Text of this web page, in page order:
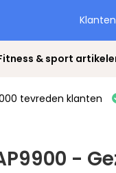
& sport
tevreden klanten
-